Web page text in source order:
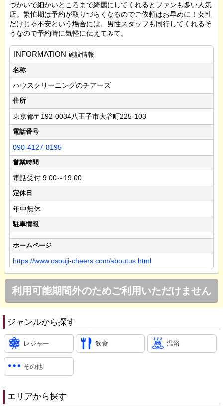
づかいで細かいところまで綺麗にしてくれるとファンも多い人気
店。繁忙期は予約が取りづらくなるのでご依頼はお早めに！女性
だけじゃ不安という場合には、男性スタッフも同行してくれるそ
うなので予約時に気軽に伝えてみて。
INFORMATION 施設情報
名称
ハウスクリーニングのチアーズ
住所
東京都〒192-0034八王子市大谷町225-103
電話番号
090-4127-8195
営業時間
電話受付 9:00～19:00
定休日
年中無休
駐車情報
ホームページ
https://www.osouji-cheers.com/aboutus.html
利用可能期間外のためご利用いただけません
ジャンルから探す
レジャー 飲食 温浴
その他
エリアから探す